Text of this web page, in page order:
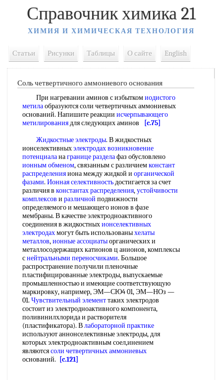
Справочник химика 21
ХИМИЯ И ХИМИЧЕСКАЯ ТЕХНОЛОГИЯ
Статьи Рисунки Таблицы О сайте English
Соль четвертичного аммониевого основания
При нагревании аминов с избыткомиодистого
метилаобразуются соли четвертичных аммониевых
оснований. Напишите реакции исчерпывающего
метилированиядля следующих аминов
[c.75]
Жидкостные электроды. В жидкостных
ионселективныхэлектродах возникновение
потенциаланагранице разделафаз обусловлено
ионным обменом, связанным с различиемконстант
распределенияиона между жидкой и органической
фазами. Ионная селективностьдостигается за счет
различия в константах распределения,устойчивости
комплексов и различной подвижности
определяемого и мешающего ионов в фазе
мембраны. В качестве электродноактивного
соединения в жидкостныхионселективных
электродахмогут быть использованыхелаты
металлов,ионные ассоциатыорганических и
металлосодержащих катионов ц анионов, комплексы
снейтральными переносчиками. Большое
распространение получили пленочные
пластифицированные электроды, выпускаемые
промышленностью и имеющие соответствующую
маркировку, например, ЭМ—СЮ4 01, ЭМ—НОз —
01. Чувствительный элементтаких электродов
состоит из электродноактивного компонента,
поливинилхлорида и растворителя
(пластификатора). Влабораторной практике
используют аннонселективные электроды, для
которых электродноактивным соел,инением
являютсясоли четвертичных аммониевых
оснований.
[c.121]